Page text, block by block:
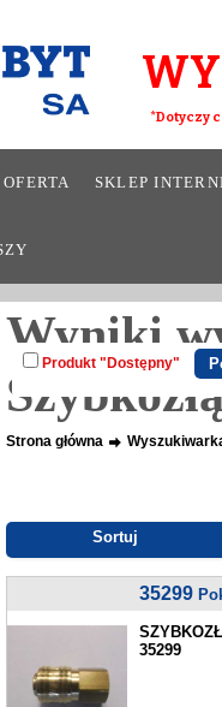
*Dotyczy
OFERTA SKLEP
Wyniki
Strona główna
Sortuj
35299
35299
Produkt "Dostępny"